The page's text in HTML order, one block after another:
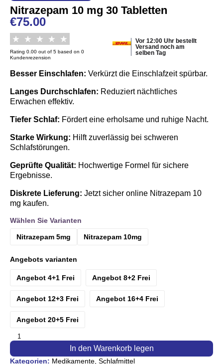
Nitrazepam 10 mg 30 Tabletten
€75.00
Rating 0.00 out of 5 based on 0
Kundenrezension
Vor 12:00 Uhr bestellt
Versand noch am
selben Tag
Besser Einschlafen: Verkürzt die Einschlafzeit spürbar.
Langes Durchschlafen: Reduziert nächtliches
Erwachen effektiv.
Tiefer Schlaf: Fördert eine erholsame und ruhige Nacht.
Starke Wirkung: Hilft zuverlässig bei schweren
Schlafstörungen.
Geprüfte Qualität: Hochwertige Formel für sichere
Ergebnisse.
Diskrete Lieferung: Jetzt sicher online Nitrazepam 10
mg kaufen.
Wählen Sie Varianten
Nitrazepam 5mg Nitrazepam 10mg
Angebots varianten
Angebot 4+1 Frei Angebot 8+2 Frei
Angebot 12+3 Frei Angebot 16+4 Frei
Angebot 20+5 Frei
In den Warenkorb legen
Kategorien: Medikamente Schlafmittel